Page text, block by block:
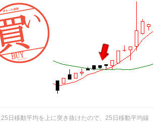
日移動平均を上に突き抜けたので、25日移動平均線